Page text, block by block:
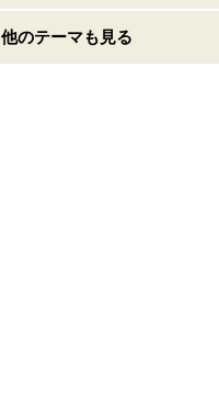
他のテーマも見る